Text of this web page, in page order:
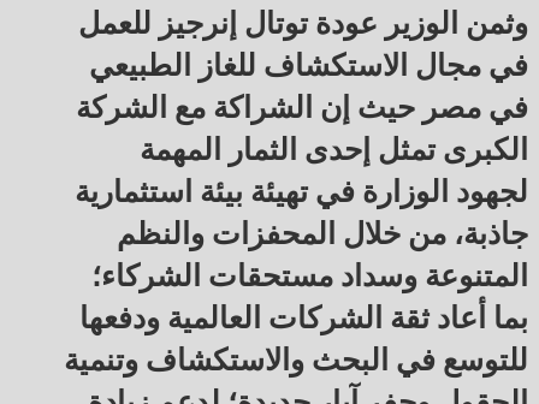
وثمن الوزير عودة توتال إنرجيز للعمل
في مجال الاستكشاف للغاز الطبيعي
في مصر حيث إن الشراكة مع الشركة
الكبرى تمثل إحدى الثمار المهمة
لجهود الوزارة في تهيئة بيئة استثمارية
جاذبة، من خلال المحفزات والنظم
المتنوعة وسداد مستحقات الشركاء؛
بما أعاد ثقة الشركات العالمية ودفعها
للتوسع في البحث والاستكشاف وتنمية